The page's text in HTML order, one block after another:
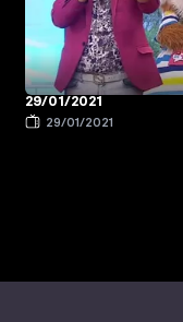
29/01/2021
29/01/2021